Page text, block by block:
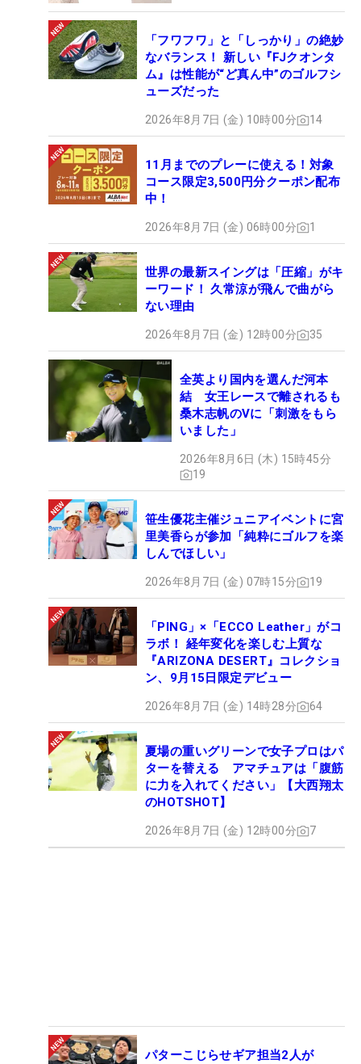
「フワフワ」と「しっかり」の絶妙
なバランス！ 新しい『FJクオンタ
ム』は性能が“ど真ん中”のゴルフシ
ューズだった
2026年8月7日 (金) 10時00分 14
11月までのプレーに使える！対象
コース限定3,500円分クーポン配布
中！
2026年8月7日 (金) 06時00分 1
世界の最新スイングは「圧縮」がキ
ーワード！ 久常涼が飛んで曲がら
ない理由
2026年8月7日 (金) 12時00分 35
全英より国内を選んだ河本
結 女王レースで離されるも
桑木志帆のVに「刺激をもら
いました」
2026年8月6日 (木) 15時45分
19
笹生優花主催ジュニアイベントに宮
里美香らが参加「純粋にゴルフを楽
しんでほしい」
2026年8月7日 (金) 07時15分 19
「PING」×「ECCO Leather」がコ
ラボ！ 経年変化を楽しむ上質な
『ARIZONA DESERT』コレクショ
ン、9月15日限定デビュー
2026年8月7日 (金) 14時28分 64
夏場の重いグリーンで女子プロはパ
ターを替える アマチュアは「腹筋
に力を入れてください」【大西翔太
のHOTSHOT】
2026年8月7日 (金) 12時00分 7
パターこじらせギア担当2人が